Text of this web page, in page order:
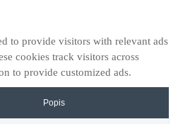
to provide visitors with relevant ads
cookies track visitors across
to provide customized ads.
Popis